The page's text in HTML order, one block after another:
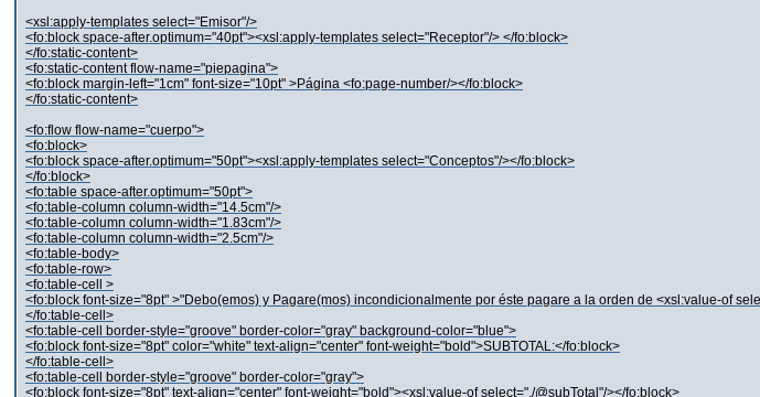
<xsl:apply-templates select="Emisor"/>
<fo:block space-after.optimum="40pt"><xsl:apply-templates select="Receptor"/> </fo:block>
</fo:static-content>
<fo:static-content flow-name="piepagina">
<fo:block margin-left="1cm" font-size="10pt" >Página <fo:page-number/></fo:block>
</fo:static-content>
<fo:flow flow-name="cuerpo">
<fo:block>
<fo:block space-after.optimum="50pt"><xsl:apply-templates select="Conceptos"/></fo:block>
</fo:block>
<fo:table space-after.optimum="50pt">
<fo:table-column column-width="14.5cm"/>
<fo:table-column column-width="1.83cm"/>
<fo:table-column column-width="2.5cm"/>
<fo:table-body>
<fo:table-row>
<fo:table-cell >
<fo:block font-size="8pt" >"Debo(emos) y Pagare(mos) incondicionalmente por éste pagare a la orden de <xsl:value-of
</fo:table-cell>
<fo:table-cell border-style="groove" border-color="gray" background-color="blue">
<fo:block font-size="8pt" color="white" text-align="center" font-weight="bold">SUBTOTAL:</fo:block>
</fo:table-cell>
<fo:table-cell border-style="groove" border-color="gray">
<fo:block font-size="8pt" text-align="center" font-weight="bold"><xsl:value-of select="./@subTotal"/></fo:block>